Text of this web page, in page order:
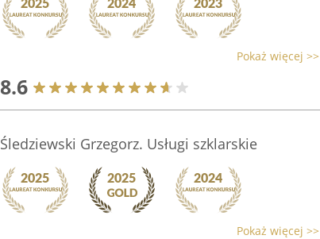
Pokaż więcej >>
8.6
Śledziewski Grzegorz. Usługi szklarskie
Pokaż więcej >>